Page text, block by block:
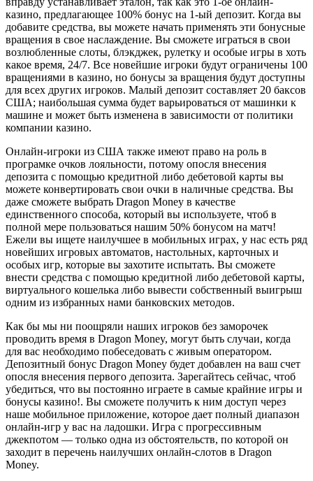
казино, предлагающее 100% бонус на 1-ый депозит. Когда вы
добавите средства, вы можете начать применять эти бонусные
вращения в свое наслаждение. Вы сможете играться в свои
возлюбленные слоты, блэкджек, рулетку и особые игры в хоть
какое время, 24/7. Все новейшие игроки будут ограничены 100
вращениями в казино, но бонусы за вращения будут доступны
для всех других игроков. Малый депозит составляет 20 баксов
США; наибольшая сумма будет варьироваться от машинки к
машине и может быть изменена в зависимости от политики
компании казино.
Онлайн-игроки из США также имеют право на роль в
програмке очков лояльности, потому опосля внесения
депозита с помощью кредитной либо дебетовой карты вы
можете конвертировать свои очки в наличные средства. Вы
даже сможете выбрать Dragon Money в качестве
единственного способа, который вы используете, чтоб в
полной мере пользоваться нашим 50% бонусом на матч!
Ежели вы ищете наилучшее в мобильных играх, у нас есть ряд
новейших игровых автоматов, настольных, карточных и
особых игр, которые вы захотите испытать. Вы сможете
внести средства с помощью кредитной либо дебетовой карты,
виртуального кошелька либо вывести собственный выигрыш
одним из избранных нами банковских методов.
Как бы мы ни поощряли наших игроков без заморочек
проводить время в Dragon Money, могут быть случаи, когда
для вас необходимо побеседовать с живым оператором.
Депозитный бонус Dragon Money будет добавлен на ваш счет
опосля внесения первого депозита. Зарегайтесь сейчас, чтоб
убедиться, что вы постоянно играете в самые крайние игры и
бонусы казино!. Вы сможете получить к ним доступ через
наше мобильное приложение, которое дает полный диапазон
онлайн-игр у вас на ладошки. Игра с прогрессивным
джекпотом — только одна из обстоятельств, по которой он
заходит в перечень наилучших онлайн-слотов в Dragon
Money.